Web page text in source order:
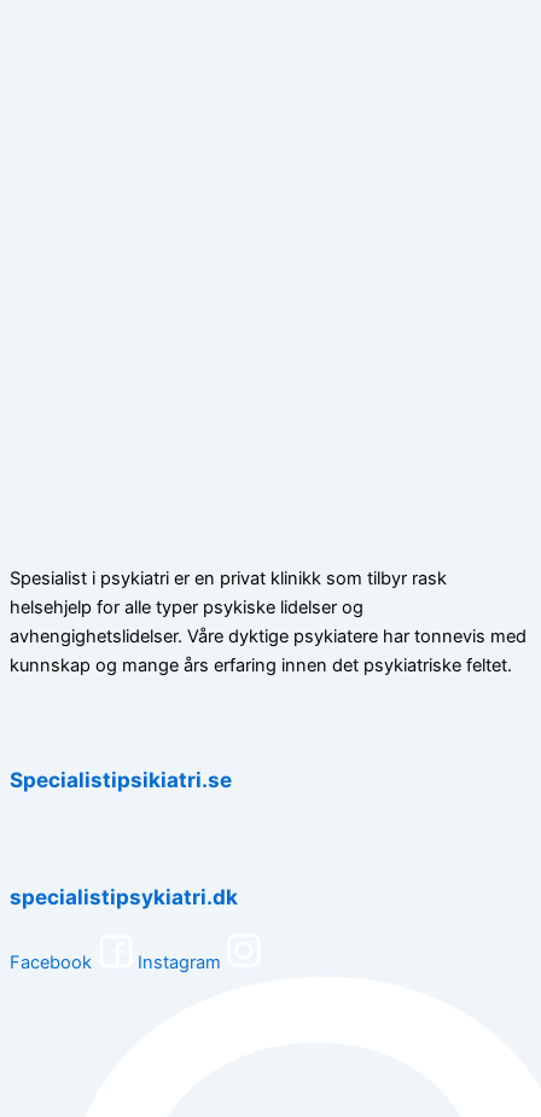
Spesialist i psykiatri er en privat klinikk som tilbyr rask
helsehjelp for alle typer psykiske lidelser og
avhengighetslidelser. Våre dyktige psykiatere har tonnevis med
kunnskap og mange års erfaring innen det psykiatriske feltet.
Specialistipsikiatri.se
specialistipsykiatri.dk
Facebook Instagram